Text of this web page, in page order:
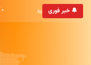
🔔 خبر فوری
هشت صبح خوش آمدید